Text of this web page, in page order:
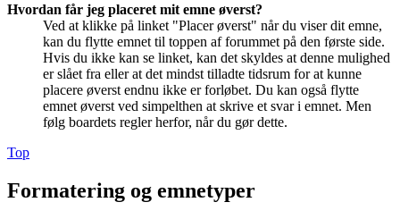
Hvordan får jeg placeret mit emne øverst?
Ved at klikke på linket "Placer øverst" når du viser dit emne,
kan du flytte emnet til toppen af forummet på den første side.
Hvis du ikke kan se linket, kan det skyldes at denne mulighed
er slået fra eller at det mindst tilladte tidsrum for at kunne
placere øverst endnu ikke er forløbet. Du kan også flytte
emnet øverst ved simpelthen at skrive et svar i emnet. Men
følg boardets regler herfor, når du gør dette.
Top
Formatering og emnetyper